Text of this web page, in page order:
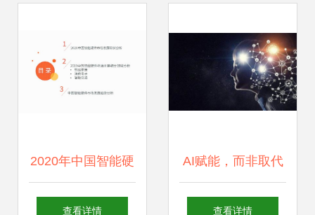
2020年中国智能硬
件行业全景 人工智
查看详情
AI赋能，而非取代
软件测试在人工智
查看详情